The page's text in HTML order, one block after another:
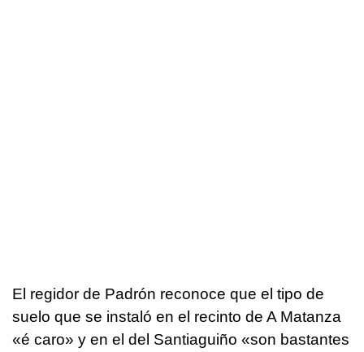
El regidor de Padrón reconoce que el tipo de
suelo que se instaló en el recinto de A Matanza
«é caro» y en el del Santiaguiño «son bastantes